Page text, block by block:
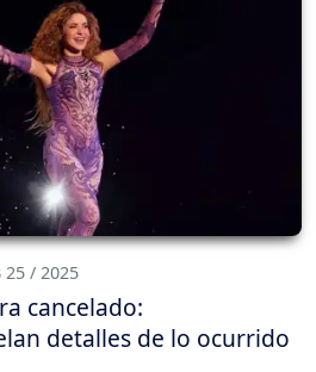
25 / 2025
cancelado:
detalles de lo ocurrido